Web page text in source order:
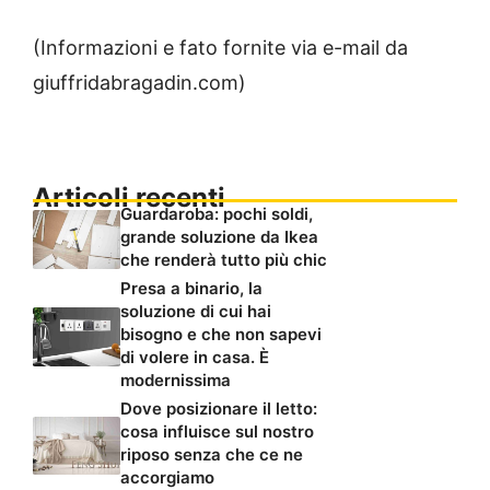
(Informazioni e fato fornite via e-mail da
giuffridabragadin.com)
Articoli recenti
Guardaroba: pochi soldi,
grande soluzione da Ikea
che renderà tutto più chic
Presa a binario, la
soluzione di cui hai
bisogno e che non sapevi
di volere in casa. È
modernissima
Dove posizionare il letto:
cosa influisce sul nostro
riposo senza che ce ne
accorgiamo